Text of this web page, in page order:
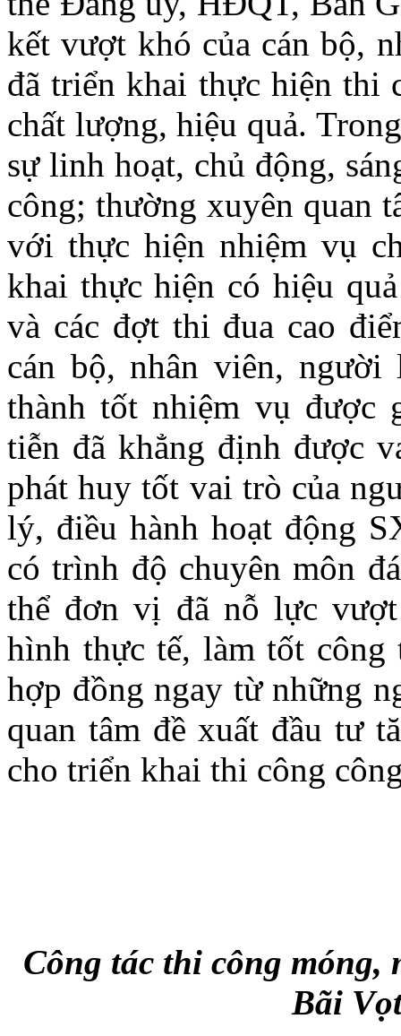
kết vượt khó của cán bộ,
đã triển khai thực hiện thi
chất lượng, hiệu quả.
sự linh hoạt, chủ động,
công; thường xuyên quan
với thực hiện nhiệm vụ
khai thực hiện có hiệu
và các đợt thi đua cao
cán bộ, nhân viên,
thành tốt nhiệm vụ được
tiễn đã khẳng định được
phát huy tốt vai trò của
lý, điều hành hoạt động
có trình độ chuyên môn
thể đơn vị đã nỗ lực
hình thực tế, làm tốt
hợp đồng ngay từ những
quan tâm đề xuất đầu tư
cho triển khai thi công
Công tác thi công móng,
Bãi